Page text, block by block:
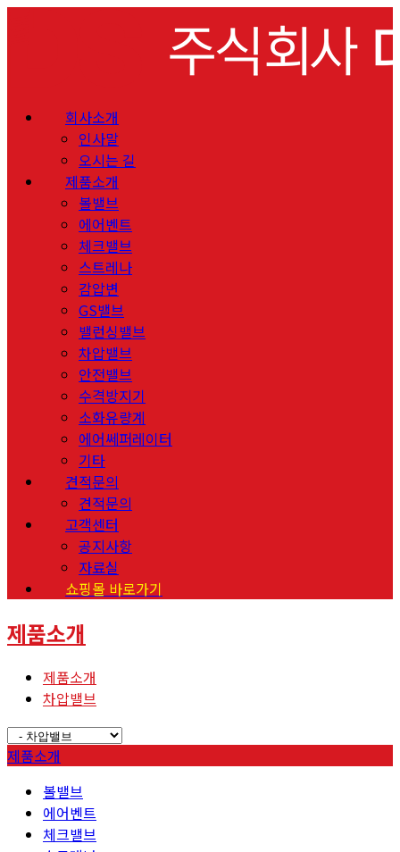
회사소개
인사말
오시는 길
제품소개
볼밸브
에어벤트
체크밸브
스트레나
감압변
GS밸브
밸런싱밸브
차압밸브
안전밸브
수격방지기
소화유량계
에어쎄퍼레이터
기타
견적문의
견적문의
고객센터
공지사항
자료실
쇼핑몰 바로가기
제품소개
제품소개
차압밸브
제품소개
볼밸브
에어벤트
체크밸브